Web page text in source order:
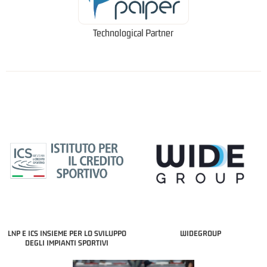
Technological Partner
LNP E ICS INSIEME PER LO SVILUPPO
DEGLI IMPIANTI SPORTIVI
WIDEGROUP